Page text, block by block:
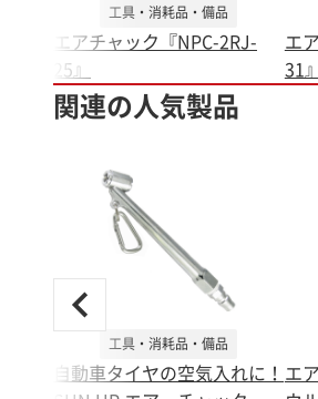
工具・消耗品・備品
エアチャック『NPC-2RJ-
25』
エ
31』
関連の人気製品
工具・消耗品・備品
自動車タイヤの空気入れに！ エ